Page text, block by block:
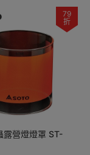
79
折
露營燈燈罩 ST-